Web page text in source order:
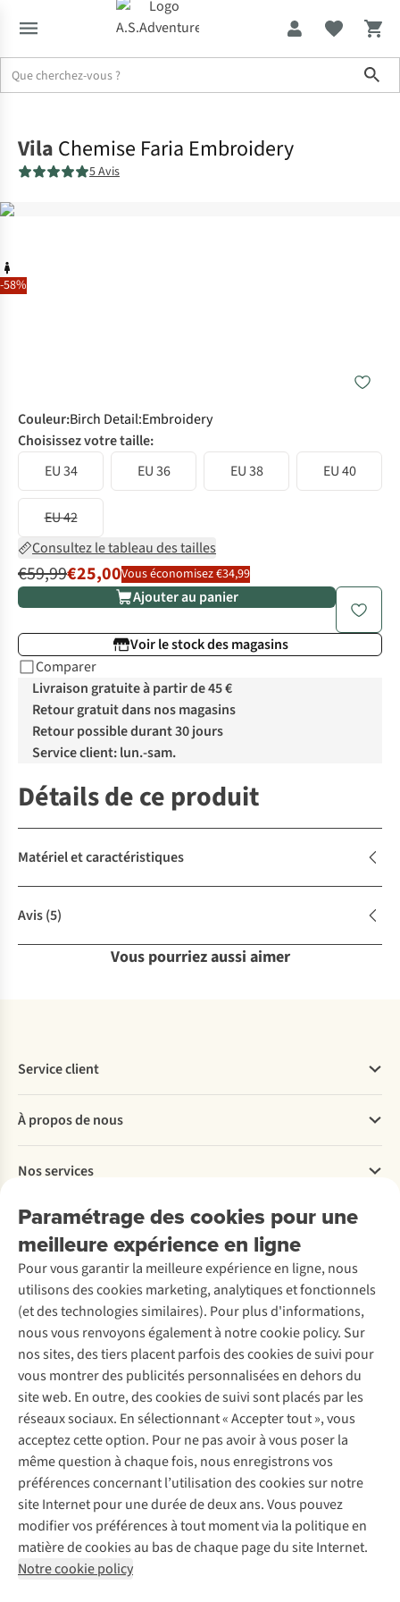
-58%
Vila Chemise Faria Embroidery
5 Avis
Couleur:Birch Detail:Embroidery
Choisissez votre taille:
EU 34
EU 36 EU 38 EU 40
EU 42
Consultez le tableau des tailles
€59,99€25,00Vous économisez €34,99
Ajouter au panier
Voir le stock des magasins
Comparer
Livraison gratuite à partir de 45 €
Retour gratuit dans nos magasins
Retour possible durant 30 jours
Service client: lun.-sam.
Détails de ce produit
Matériel et caractéristiques
Avis(5)
Vous pourriez aussi aimer
Paramétrage des cookies pour une
meilleure expérience en ligne
Pour vous garantir la meilleure expérience en ligne, nous
utilisons des cookies marketing, analytiques et fonctionnels
(et des technologies similaires). Pour plus d'informations,
nous vous renvoyons également à notre cookie policy. Sur
nos sites, des tiers placent parfois des cookies de suivi pour
vous montrer des publicités personnalisées en dehors du
site web. En outre, des cookies de suivi sont placés par les
réseaux sociaux. En sélectionnant « Accepter tout », vous
acceptez cette option. Pour ne pas avoir à vous poser la
même question à chaque fois, nous enregistrons vos
préférences concernant l’utilisation des cookies sur notre
site Internet pour une durée de deux ans. Vous pouvez
modifier vos préférences à tout moment via la politique en
matière de cookies au bas de chaque page du site Internet.
Notre cookie policy
Service client
Commander
Payer
Livraison
Rétractation d'une commande
Entretien & réparations
Garantie
Contactez-nous
À propos de nous
Explore More
À propos d’Ayacucho
Nos magasins
À propos d’A.S.Adventure
Déclaration d'accessibilité
Nos services
Location / Location sports d’hiver
Entretien de ski
Service de lavage
Entretien de chaussures
Réparation de chaussures
Réparation de vêtements
Retouches
Pour les entreprises
Découvrez
A.S.Magazine
Explore Camp
Gear Check
Expertise & conseils
Abonnez-vous à la newsletter
Suivez-nous
Mentions légales
Politique de confidentialité
Conditions générales
Cookie Policy
AS Adventure Luxemburg SA,